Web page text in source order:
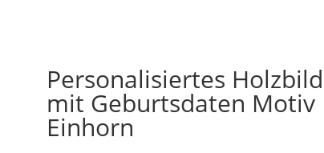
Personalisiertes Holzbild
mit Geburtsdaten Motiv
Einhorn